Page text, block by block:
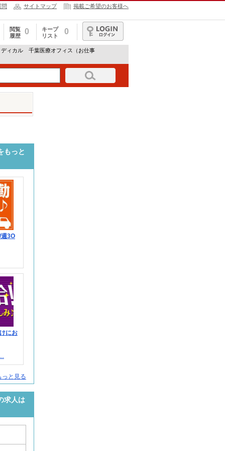
問 サイトマップ 掲載ご希望のお客様へ
閲覧
履歴
0
キープ
リスト
0
ログイン
ィカル 千葉医療オフィス（お仕事
もっと
3O
にお
と見る
求人は